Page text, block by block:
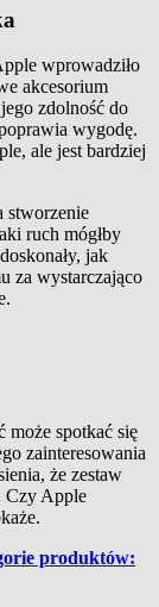
wprowadziło
akcesorium
zdolność do
wygodę.
ale jest bardziej
stworzenie
ruch mógłby
jak
za wystarczająco
może spotkać się
zainteresowania
że zestaw
Czy Apple
produktów: